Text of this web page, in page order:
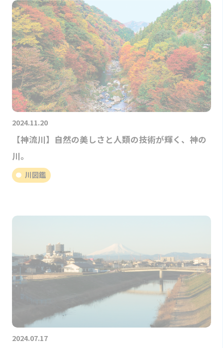
2024.11.20
【神流川】自然の美しさと人類の技術が輝く、神の
川。
川図鑑
2024.07.17